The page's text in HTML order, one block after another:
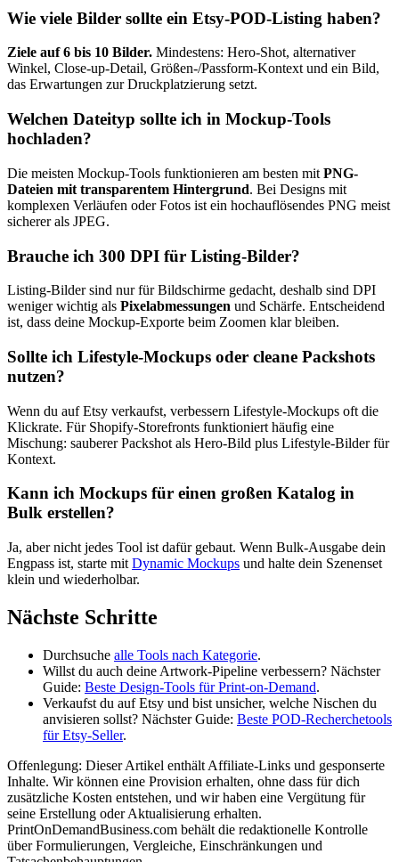
Wie viele Bilder sollte ein Etsy-POD-Listing haben?
Ziele auf 6 bis 10 Bilder. Mindestens: Hero-Shot, alternativer
Winkel, Close-up-Detail, Größen-/Passform-Kontext und ein Bild,
das Erwartungen zur Druckplatzierung setzt.
Welchen Dateityp sollte ich in Mockup-Tools
hochladen?
Die meisten Mockup-Tools funktionieren am besten mit PNG-
Dateien mit transparentem Hintergrund. Bei Designs mit
komplexen Verläufen oder Fotos ist ein hochauflösendes PNG meist
sicherer als JPEG.
Brauche ich 300 DPI für Listing-Bilder?
Listing-Bilder sind nur für Bildschirme gedacht, deshalb sind DPI
weniger wichtig als Pixelabmessungen und Schärfe. Entscheidend
ist, dass deine Mockup-Exporte beim Zoomen klar bleiben.
Sollte ich Lifestyle-Mockups oder cleane Packshots
nutzen?
Wenn du auf Etsy verkaufst, verbessern Lifestyle-Mockups oft die
Klickrate. Für Shopify-Storefronts funktioniert häufig eine
Mischung: sauberer Packshot als Hero-Bild plus Lifestyle-Bilder für
Kontext.
Kann ich Mockups für einen großen Katalog in
Bulk erstellen?
Ja, aber nicht jedes Tool ist dafür gebaut. Wenn Bulk-Ausgabe dein
Engpass ist, starte mit Dynamic Mockups und halte dein Szenenset
klein und wiederholbar.
Nächste Schritte
Durchsuche alle Tools nach Kategorie.
Willst du auch deine Artwork-Pipeline verbessern? Nächster
Guide: Beste Design-Tools für Print-on-Demand.
Verkaufst du auf Etsy und bist unsicher, welche Nischen du
anvisieren sollst? Nächster Guide: Beste POD-Recherchetools
für Etsy-Seller.
Offenlegung: Dieser Artikel enthält Affiliate-Links und gesponserte
Inhalte. Wir können eine Provision erhalten, ohne dass für dich
zusätzliche Kosten entstehen, und wir haben eine Vergütung für
seine Erstellung oder Aktualisierung erhalten.
PrintOnDemandBusiness.com behält die redaktionelle Kontrolle
über Formulierungen, Vergleiche, Einschränkungen und